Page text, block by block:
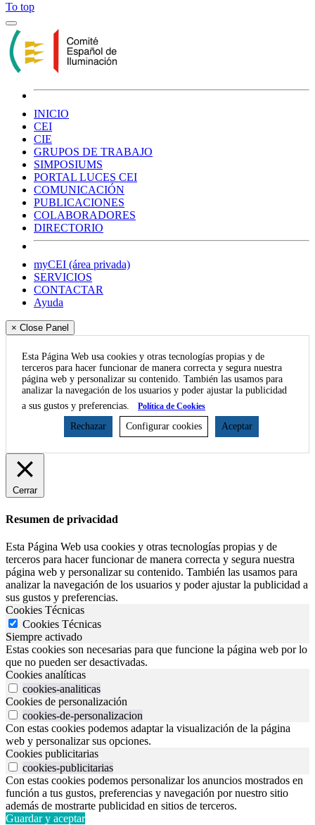
To top
INICIO
CEI
CIE
GRUPOS DE TRABAJO
SIMPOSIUMS
PORTAL LUCES CEI
COMUNICACIÓN
PUBLICACIONES
COLABORADORES
DIRECTORIO
myCEI (área privada)
SERVICIOS
CONTACTAR
Ayuda
× Close Panel
Esta Página Web usa cookies y otras tecnologías propias y de
terceros para hacer funcionar de manera correcta y segura nuestra
página web y personalizar su contenido. También las usamos para
analizar la navegación de los usuarios y poder ajustar la publicidad
a sus gustos y preferencias.
Política de Cookies
Rechazar Configurar cookies Aceptar
Cerrar
Resumen de privacidad
Esta Página Web usa cookies y otras tecnologías propias y de
terceros para hacer funcionar de manera correcta y segura nuestra
página web y personalizar su contenido. También las usamos para
analizar la navegación de los usuarios y poder ajustar la publicidad a
sus gustos y preferencias.
Cookies Técnicas
Cookies Técnicas
Siempre activado
Estas cookies son necesarias para que funcione la página web por lo
que no pueden ser desactivadas.
Cookies analíticas
cookies-analiticas
Cookies de personalización
cookies-de-personalizacion
Con estas cookies podemos adaptar la visualización de la página
web y personalizar sus opciones.
Cookies publicitarias
cookies-publicitarias
Con estas cookies podemos personalizar los anuncios mostrados en
función a tus gustos, preferencias y navegación por nuestro sitio
además de mostrarte publicidad en sitios de terceros.
Guardar y aceptar